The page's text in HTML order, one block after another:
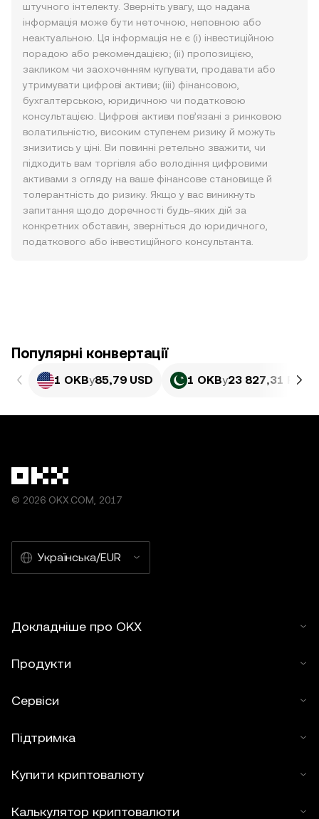
штучного інтелекту. Зверніть увагу, що надана
інформація може бути неточною, неповною або
неактуальною. Ця інформація не є (i) інвестиційною
порадою або рекомендацією; (ii) пропозицією,
закликом чи заохоченням купувати, продавати або
утримувати цифрові активи; (iii) фінансовою,
бухгалтерською, юридичною чи податковою
консультацією. Цифрові активи пов’язані з ринковою
волатильністю, високим ступенем ризику й можуть
знизитись у ціні. Ви повинні ретельно зважити, чи
підходить вам торгівля або володіння цифровими
активами з огляду на ваше фінансове становище й
толерантність до ризику. Якщо у вас виникнуть
запитання щодо доречності будь-яких дій за
конкретних обставин, зверніться до юридичного,
податкового або інвестиційного консультанта.
Популярні конвертації
1 OKBу85,79 USD 1 OKBу23 827,31 PKR
© 2026 OKX.COM, 2017
Українська/EUR
Докладніше про OKX
Продукти
Сервіси
Підтримка
Купити криптовалюту
Калькулятор криптовалюти